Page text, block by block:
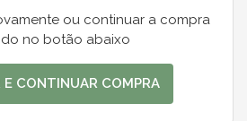
ou continuar a compra
no botão abaixo
CONTINUAR COMPRA